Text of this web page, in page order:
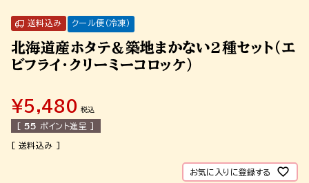
北海道産ホタテ＆築地まかない2種セット（エ
ビフライ・クリーミーコロッケ）
送料込み クール便（冷凍）
¥5,480 税込
[ 55 ポイント進呈 ]
お気に入りに登録する